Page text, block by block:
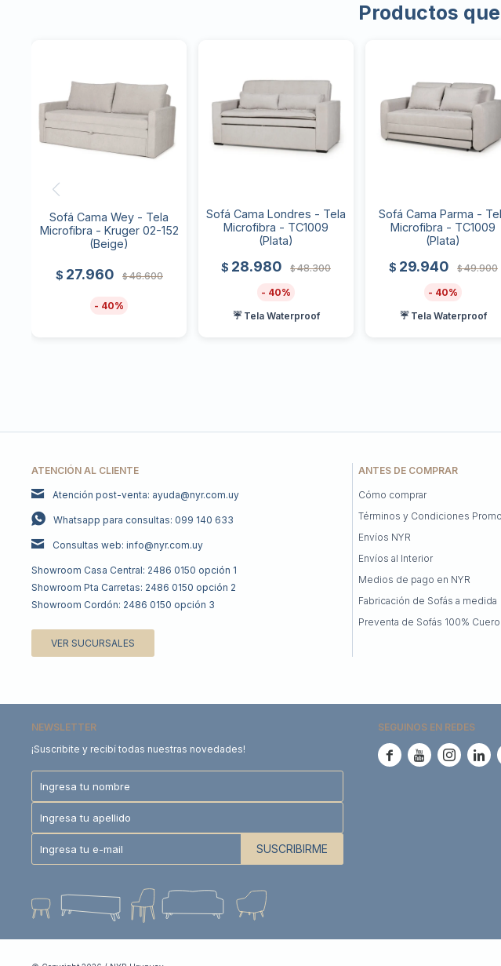
Productos
Sofá Cama Wey - Tela
Microfibra - Kruger 02-152
(Beige)
$ 27.960 $ 46.600
40
Sofá Cama Londres - Tela
Microfibra - TC1009
(Plata)
$ 28.980 $ 48.300
40
☔ Tela Waterproof
Sofá Cama Parma -
Microfibra - TC1009
(Plata)
$ 29.940 $ 49.900
40
☔ Tela Waterproof
ATENCIÓN AL CLIENTE
Atención post-venta: ayuda@nyr.com.uy
Whatsapp para consultas: 099 140 633
Consultas web: info@nyr.com.uy
Showroom Casa Central: 2486 0150 opción 1
Showroom Pta Carretas: 2486 0150 opción 2
Showroom Cordón: 2486 0150 opción 3
VER SUCURSALES
ANTES DE COMPRAR
Cómo comprar
Términos y Condiciones
Envíos NYR
Envíos al Interior
Medios de pago en NYR
Fabricación de Sofás a medida
Preventa de Sofás 100% Cuero
NEWSLETTER
¡Suscribite y recibí todas nuestras novedades!
SUSCRIBIRME
SEGUINOS EN REDES
   